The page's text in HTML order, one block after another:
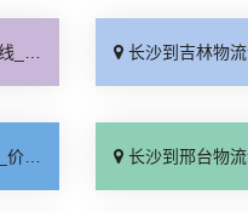
」 长沙到吉林物流专线_合同承
送」 长沙到邢台物流专线_整车配